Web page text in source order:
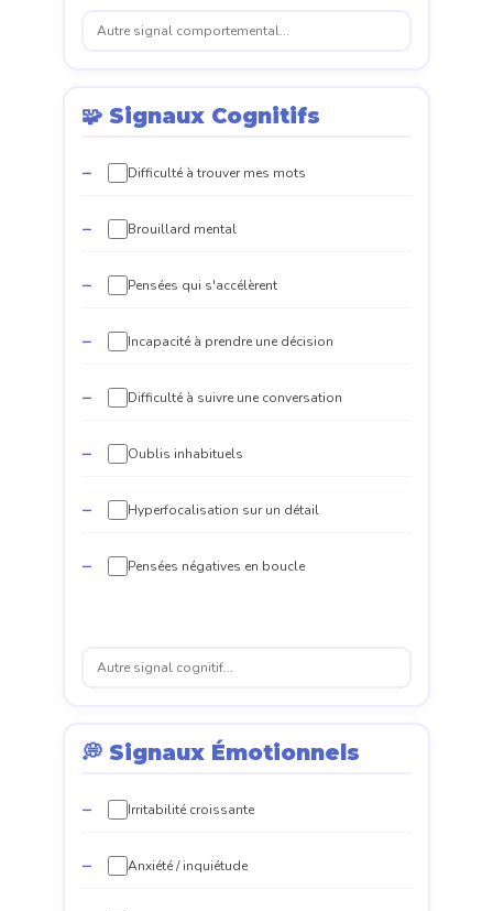
🧩 Signaux Cognitifs
Difficulté à trouver mes mots
Brouillard mental
Pensées qui s'accélèrent
Incapacité à prendre une décision
Difficulté à suivre une conversation
Oublis inhabituels
Hyperfocalisation sur un détail
Pensées négatives en boucle
💭 Signaux Émotionnels
Irritabilité croissante
Anxiété / inquiétude